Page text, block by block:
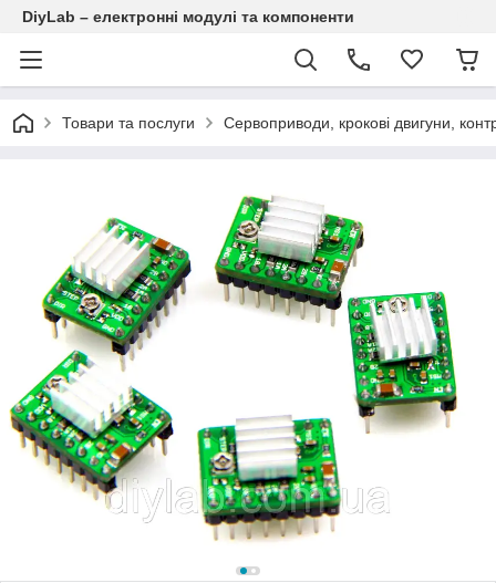
DiyLab – електронні модулі та компоненти
Товари та послуги Сервоприводи, крокові двигуни,